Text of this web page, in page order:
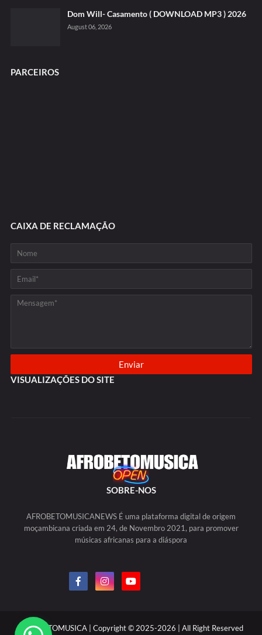
Dom Will- Casamento ( DOWNLOAD MP3 ) 2026
August 06, 2026
PARCEIROS
CAIXA DE RECLAMAÇÃO
VISUALIZAÇÕES DO SITE
SOBRE-NOS
AFROBETOMUSICANEWS É uma plataforma digital de origem
moçambicana criada em 24, de Novembro 2021, para promover
músicas africanas para a diáspora
AFROBETOMUSICA | Copyright © 2025-2026 | All Right Reserved